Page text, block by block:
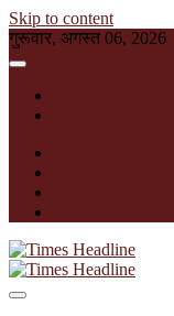
Skip to content
गुरूवार, अगस्त 06, 2026
Times Headline